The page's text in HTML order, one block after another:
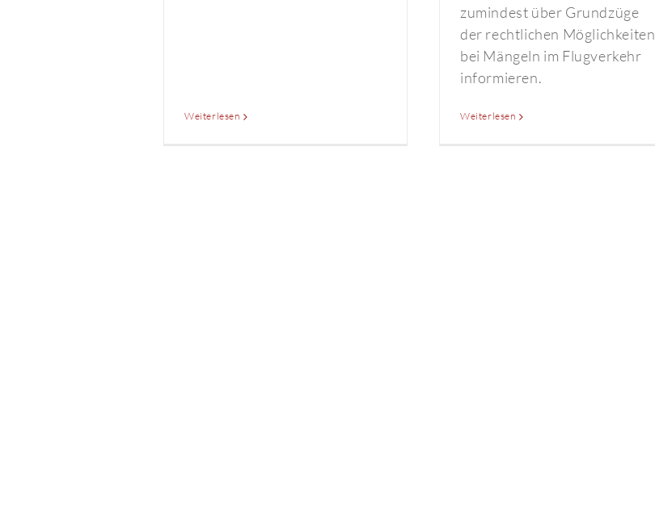
Weiterlesen
zumindest über Grundzüge
der rechtlichen Möglichkeiten
bei Mängeln im Flugverkehr
informieren.
Weiterlesen